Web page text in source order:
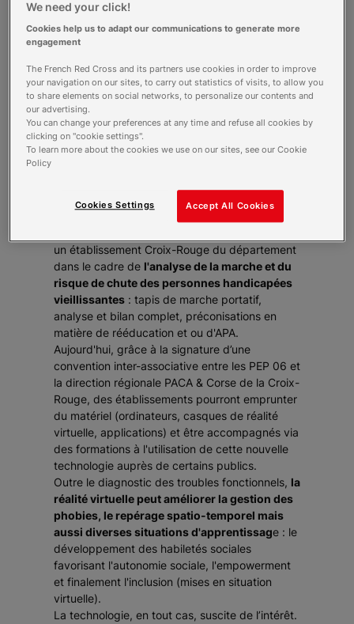
La réalité virtuelle est aujourd’hui
Maisles usages en matière de santé publique
sont potentiellement nombreuxet
commencent tout juste à être exploités.
L’association PEP 06, située à Nice, bénéficie
ainsi d'un plateau technique unique en France :
analyse 3D du mouvement humain,
augmentée, consultations médicales
un établissement Croix-Rouge du département
dans le cadre de l'analyse de la marche et du
risque de chute des personnes handicapées
vieillissantes : tapis de marche portatif,
analyse et bilan complet, préconisations en
matière de rééducation et ou d'APA.
Aujourd'hui, grâce à la signature d’une
convention inter-associative entre les PEP 06 et
la direction régionale PACA & Corse de la Croix-
Rouge, des établissements pourront emprunter
du matériel (ordinateurs, casques de réalité
virtuelle, applications) et être accompagnés via
des formations à l'utilisation de cette nouvelle
technologie auprès de certains publics.
Outre le diagnostic des troubles fonctionnels, la
réalité virtuelle peut améliorer la gestion des
phobies, le repérage spatio-temporel mais
aussi diverses situations d'apprentissage : le
développement des habiletés sociales
favorisant l'autonomie sociale, l'empowerment
et finalement l'inclusion (mises en situation
virtuelle).
La technologie, en tout cas, suscite de l’intérêt.
We need your click!
Cookies help us to adapt our communications to generate more
engagement
The French Red Cross and its partners use cookies in order to improve
your navigation on our sites, to carry out statistics of visits, to allow you
to share elements on social networks, to personalize our contents and
our advertising.
You can change your preferences at any time and refuse all cookies by
clicking on "cookie settings".
To learn more about the cookies we use on our sites, see our Cookie
Policy
Accept All Cookies
Cookies Settings